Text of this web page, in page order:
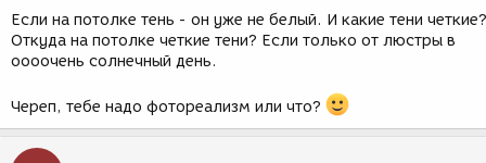
Если на потолке тень - он уже не белый. И какие тени четкие?
Откуда на потолке четкие тени? Если только от люстры в
оооочень солнечный день.
Череп, тебе надо фотореализм или что?